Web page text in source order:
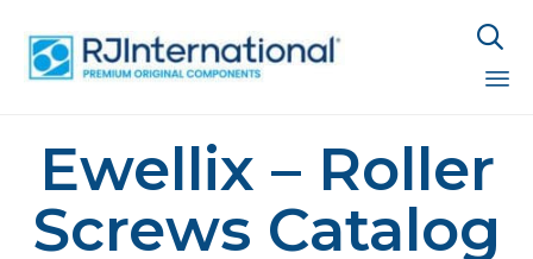

Ewellix – Roller
Screws Catalog